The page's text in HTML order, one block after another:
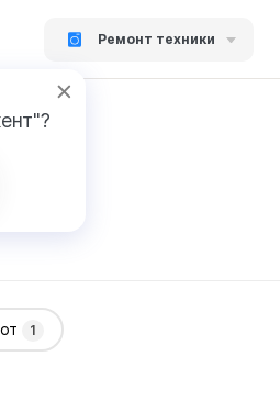
Ремонт техники
1